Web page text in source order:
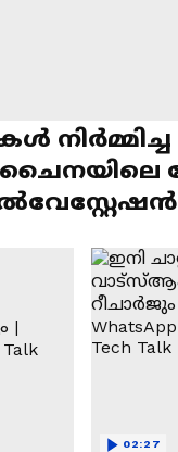
നിർമ്മിച്ച
ചോങ്
|
02:27